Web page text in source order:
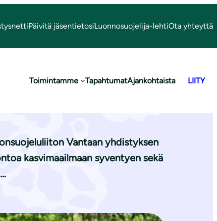
Päivitä jäsentietosiLuonnosuojelija-lehtiOta yhteyttä
Toimintamme TapahtumatAjankohtaista LIITY
jäsenille!
Vantaan yhdistyksen
kasvimaailmaan syventyen sekä